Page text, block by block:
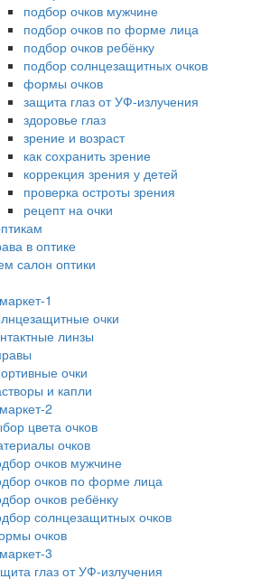
подбор очков мужчине
подбор очков по форме лица
подбор очков ребёнку
подбор солнцезащитных очков
формы очков
защита глаз от УФ-излучения
здоровье глаз
зрение и возраст
как сохранить зрение
коррекция зрения у детей
проверка остроты зрения
рецепт на очки
в оптике
салон оптики
1
очки
линзы
очки
и капли
2
цвета очков
очков
очков мужчине
очков по форме лица
очков ребёнку
солнцезащитных очков
очков
3
глаз от УФ-излучения